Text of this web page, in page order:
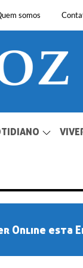
somos
Online esta